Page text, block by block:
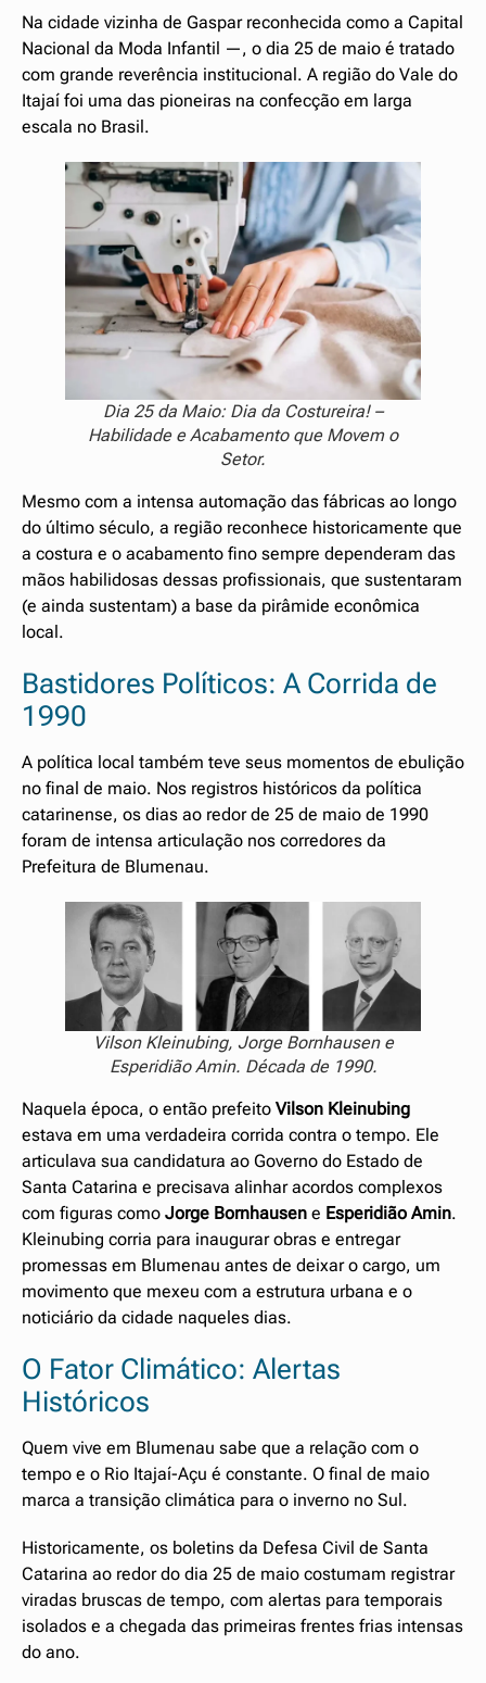
Na cidade vizinha de Gaspar reconhecida como a Capital
Nacional da Moda Infantil —, o dia 25 de maio é tratado
com grande reverência institucional. A região do Vale do
Itajaí foi uma das pioneiras na confecção em larga
escala no Brasil.
Dia 25 da Maio: Dia da Costureira! –
Habilidade e Acabamento que Movem o
Setor.
Mesmo com a intensa automação das fábricas ao longo
do último século, a região reconhece historicamente que
a costura e o acabamento fino sempre dependeram das
mãos habilidosas dessas profissionais, que sustentaram
(e ainda sustentam) a base da pirâmide econômica
local.
Bastidores Políticos: A Corrida de
1990
A política local também teve seus momentos de ebulição
no final de maio. Nos registros históricos da política
catarinense, os dias ao redor de 25 de maio de 1990
foram de intensa articulação nos corredores da
Prefeitura de Blumenau.
Vilson Kleinubing, Jorge Bornhausen e
Esperidião Amin. Década de 1990.
Naquela época, o então prefeito Vilson Kleinubing
estava em uma verdadeira corrida contra o tempo. Ele
articulava sua candidatura ao Governo do Estado de
Santa Catarina e precisava alinhar acordos complexos
com figuras como Jorge Bornhausen e Esperidião Amin.
Kleinubing corria para inaugurar obras e entregar
promessas em Blumenau antes de deixar o cargo, um
movimento que mexeu com a estrutura urbana e o
noticiário da cidade naqueles dias.
O Fator Climático: Alertas
Históricos
Quem vive em Blumenau sabe que a relação com o
tempo e o Rio Itajaí-Açu é constante. O final de maio
marca a transição climática para o inverno no Sul.
Historicamente, os boletins da Defesa Civil de Santa
Catarina ao redor do dia 25 de maio costumam registrar
viradas bruscas de tempo, com alertas para temporais
isolados e a chegada das primeiras frentes frias intensas
do ano.